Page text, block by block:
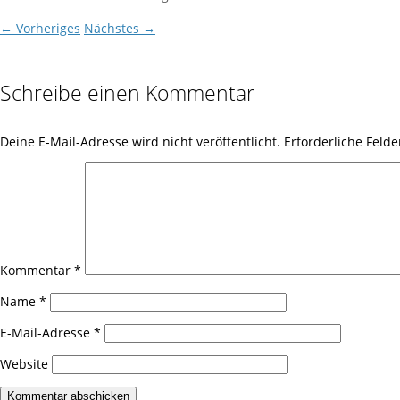
← Vorheriges Nächstes →
Schreibe einen Kommentar
Deine E-Mail-Adresse wird nicht veröffentlicht. Erforderliche
Kommentar *
Name *
E-Mail-Adresse *
Website